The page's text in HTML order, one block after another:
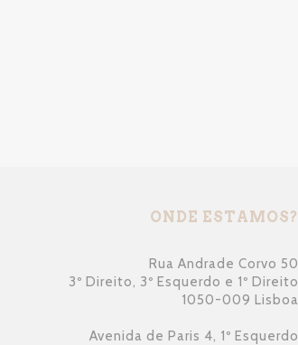
ONDE ESTAMOS?
Rua Andrade Corvo 50
3º Direito, 3º Esquerdo e 1º Direito
1050-009 Lisboa
Avenida de Paris 4, 1º Esquerdo